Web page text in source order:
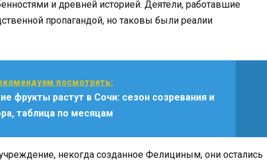
и древней историей. Деятели, работавшие
пропагандой, но таковы были реалии
посмотреть:
фрукты растут в Сочи: сезон созревания и
таблица по месяцам
некогда созданное Фелициным, они остались